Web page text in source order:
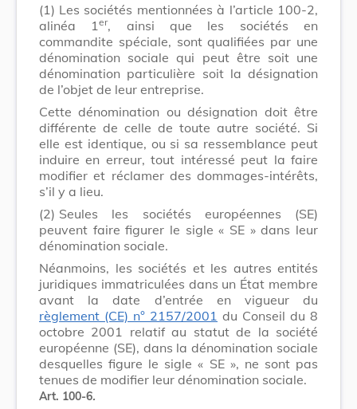
(1) Les sociétés mentionnées à l’article 100-2,
alinéa 1er, ainsi que les sociétés en
commandite spéciale, sont qualifiées par une
dénomination sociale qui peut être soit une
dénomination particulière soit la désignation
de l’objet de leur entreprise.
Cette dénomination ou désignation doit être
différente de celle de toute autre société. Si
elle est identique, ou si sa ressemblance peut
induire en erreur, tout intéressé peut la faire
modifier et réclamer des dommages-intérêts,
s’il y a lieu.
(2) Seules les sociétés européennes (SE)
peuvent faire figurer le sigle « SE » dans leur
dénomination sociale.
Néanmoins, les sociétés et les autres entités
juridiques immatriculées dans un État membre
avant la date d’entrée en vigueur du
règlement (CE) n° 2157/2001 du Conseil du 8
octobre 2001 relatif au statut de la société
européenne (SE), dans la dénomination sociale
desquelles figure le sigle « SE », ne sont pas
tenues de modifier leur dénomination sociale.
Art. 100-6.